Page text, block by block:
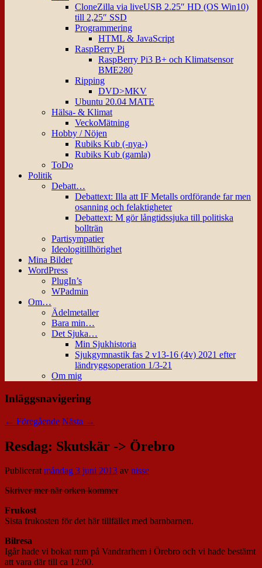
CloneZilla via liveUSB 2.25″ HD (OS Win10)
till 2,25″ SSD
Programmering
HTML & JavaScript
RaspBerry Pi
RaspBerry Pi3 B+ och Klimatsensor
BME280
Ripping
DVD>MKV
Ubuntu 20.04 MATE
Hälsa- & Klimat
VeckoMätning
Hobby / Nöjen
Rubiks Kub (-nya-)
Rubiks Kub (gamla)
ToDo
Politik
Debatt…
Debattext: Illa att IF Metalls ordförande far men
osanning och felaktigheter
Debattext: M gör långtidssjuka till politiska
bollträn
Partisympatier
Ideologitillhörighet
Mina Bilder
WordPress
PlugIn’s
WPadmin
Om…
Ädelmetaller
Bara min…
Det Sjuka…
Min Sjukhistoria
Sjukgymnastik fas 2 v13-16 (4v) 2021 efter
ländryggsoperation 1/3-21
Om mig
Inläggsnavigering
← Föregående Nästa →
Resdag: Skutskär -> Örebro
Publiceratmåndag 3 juni 2013 av nisse
Skriver mer när orken kommer
Frukost
Sista frukosten för det här tillfället med barnbarnen.
Bilresa
Igår hade vi bokat rum på Vandrarhem i Örebro och vi hade bestämt
att vara där till ca 12:00.